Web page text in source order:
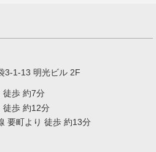
3-1-13 明光ビル 2F
徒歩 約7分
徒歩 約12分
要町より 徒歩 約13分